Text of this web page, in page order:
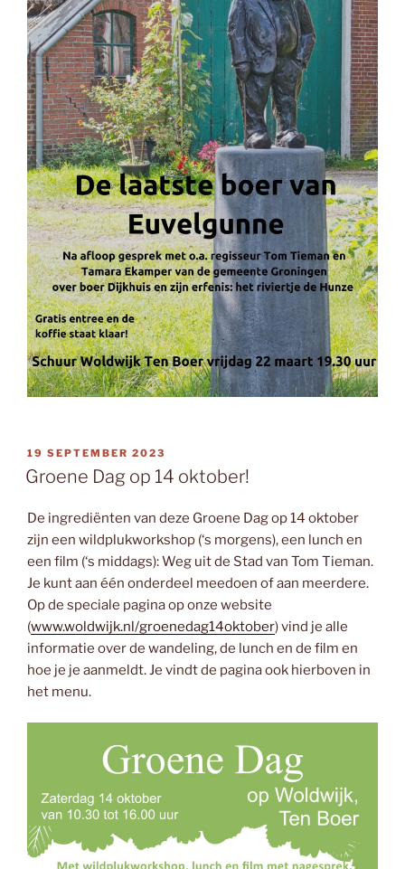
GEPLAATST
OP
19 SEPTEMBER 2023
Groene Dag op 14 oktober!
De ingrediënten van deze Groene Dag op 14 oktober
zijn een wildplukworkshop (‘s morgens), een lunch en
een film (‘s middags): Weg uit de Stad van Tom Tieman.
Je kunt aan één onderdeel meedoen of aan meerdere.
Op de speciale pagina op onze website
(www.woldwijk.nl/groenedag14oktober) vind je alle
informatie over de wandeling, de lunch en de film en
hoe je je aanmeldt. Je vindt de pagina ook hierboven in
het menu.